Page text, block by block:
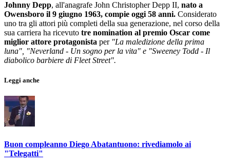
Johnny Depp, all'anagrafe John Christopher Depp II, nato a
Owensboro il 9 giugno 1963, compie oggi 58 anni. Considerato
uno tra gli attori più completi della sua generazione, nel corso della
sua carriera ha ricevuto tre nomination al premio Oscar come
miglior attore protagonista per "La maledizione della prima
luna", "Neverland - Un sogno per la vita" e "Sweeney Todd - Il
diabolico barbiere di Fleet Street".
Leggi anche
Buon compleanno Diego Abatantuono: rivediamolo ai
"Telegatti"